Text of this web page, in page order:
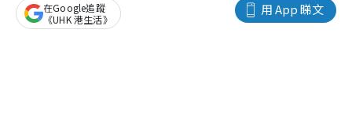
用 App 睇文
在Google追蹤
《UHK 港生活》